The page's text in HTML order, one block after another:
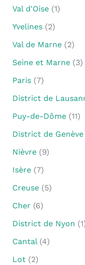
Val d'Oise(1)
Yvelines(2)
Val de Marne(2)
Seine et Marne(3)
Paris(7)
District de
Puy-de-Dôme(11)
District de Genève
Nièvre(9)
Isère(7)
Creuse(5)
Cher (6)
District de Nyon
Cantal(4)
Lot(2)